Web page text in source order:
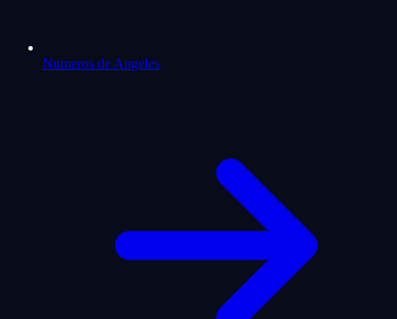
Numeros de Angeles